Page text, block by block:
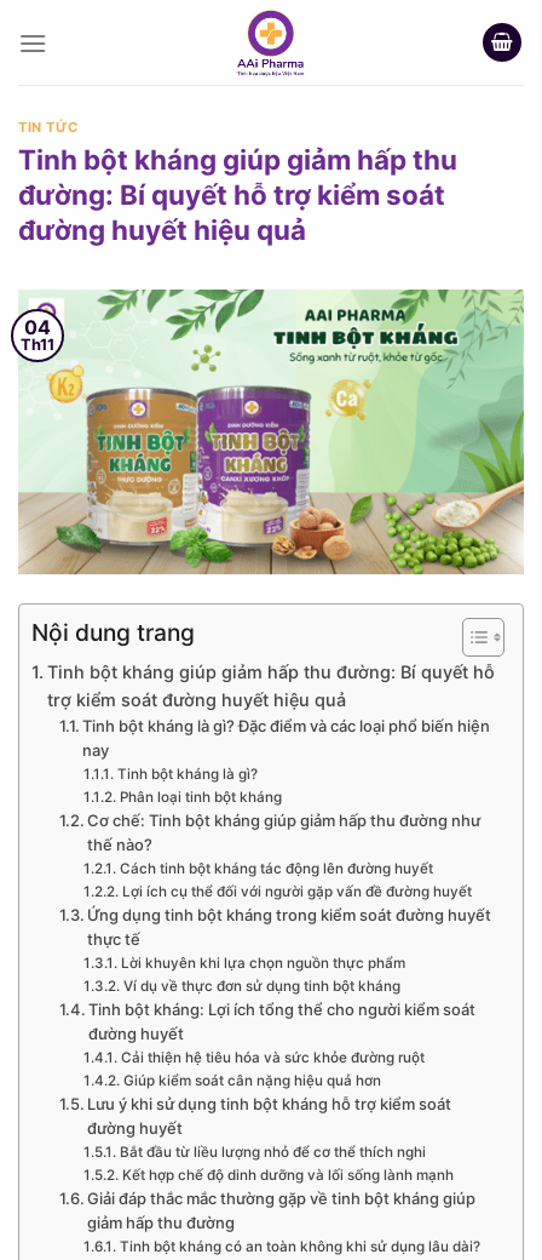
TIN TỨC
Tinh bột kháng giúp giảm hấp thu
đường: Bí quyết hỗ trợ kiểm soát
đường huyết hiệu quả
04
Th11
Nội dung trang
Tinh bột kháng giúp giảm hấp thu đường: Bí quyết hỗ
trợ kiểm soát đường huyết hiệu quả
Tinh bột kháng là gì? Đặc điểm và các loại phổ biến hiện
nay
Tinh bột kháng là gì?
Phân loại tinh bột kháng
Cơ chế: Tinh bột kháng giúp giảm hấp thu đường như
thế nào?
Cách tinh bột kháng tác động lên đường huyết
Lợi ích cụ thể đối với người gặp vấn đề đường huyết
Ứng dụng tinh bột kháng trong kiểm soát đường huyết
thực tế
Lời khuyên khi lựa chọn nguồn thực phẩm
Ví dụ về thực đơn sử dụng tinh bột kháng
Tinh bột kháng: Lợi ích tổng thể cho người kiểm soát
đường huyết
Cải thiện hệ tiêu hóa và sức khỏe đường ruột
Giúp kiểm soát cân nặng hiệu quả hơn
Lưu ý khi sử dụng tinh bột kháng hỗ trợ kiểm soát
đường huyết
Bắt đầu từ liều lượng nhỏ để cơ thể thích nghi
Kết hợp chế độ dinh dưỡng và lối sống lành mạnh
Giải đáp thắc mắc thường gặp về tinh bột kháng giúp
giảm hấp thu đường
Tinh bột kháng có an toàn không khi sử dụng lâu dài?